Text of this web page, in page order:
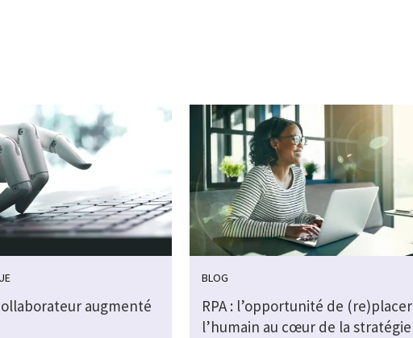
augmenté
BLOG
RPA : l’opportunité de (re)placer
l’humain au cœur de la stratégie